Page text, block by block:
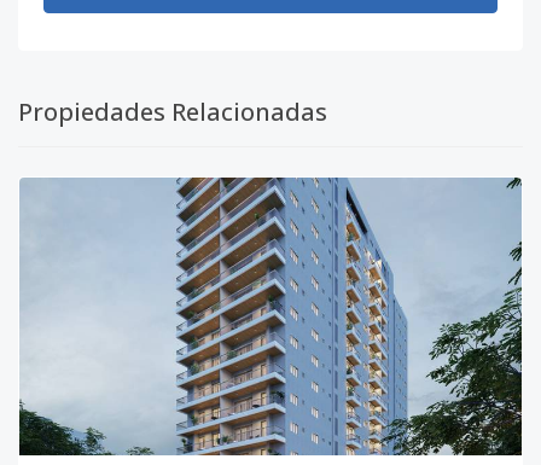
Propiedades Relacionadas